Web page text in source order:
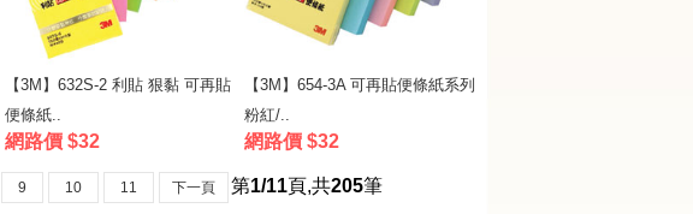
【3M】632S-2 利貼 狠黏 可再貼
便條紙..
網路價 $32
【3M】654-3A 可再貼便條紙系列
粉紅/..
網路價 $32
9 10 11 下一頁 第1/11頁,共205筆